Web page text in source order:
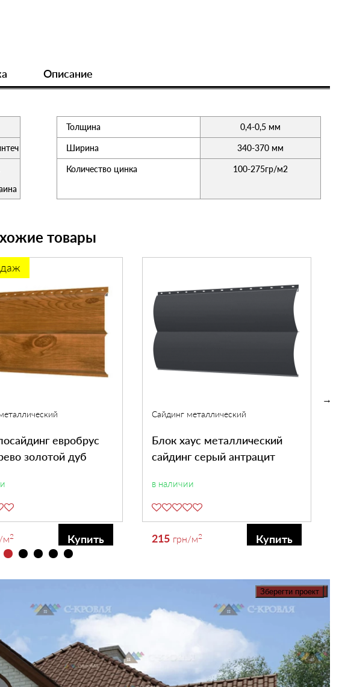
Описание
Толщина 0,4-0,5 мм
Ширина 340-370 мм
Количество цинка 100-275гр/м2
товары
евробрус
золотой дуб
/м2 Купить
Сайдинг металлический
Блок хаус металлический
сайдинг серый антрацит
в наличии
215 грн/м2 Купить
Зберегти проект